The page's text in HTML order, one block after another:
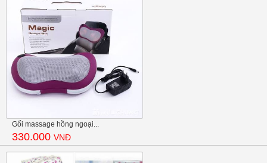
Gối massage hồng ngoại...
330.000 VNĐ